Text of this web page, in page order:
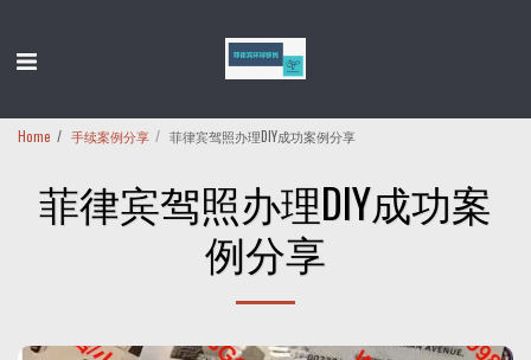
Home 手续案例分享 菲律宾驾照办理DIY成功案例分享
菲律宾驾照办理DIY成功案
例分享